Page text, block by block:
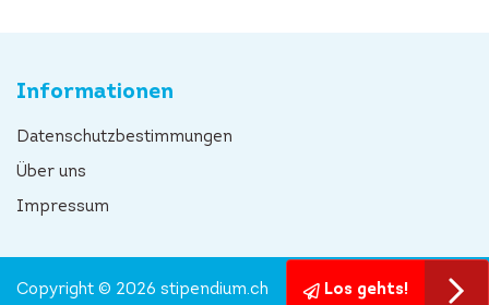
Informationen
Datenschutzbestimmungen
Über uns
Impressum
Los gehts!
Copyright © 2026 stipendium.ch